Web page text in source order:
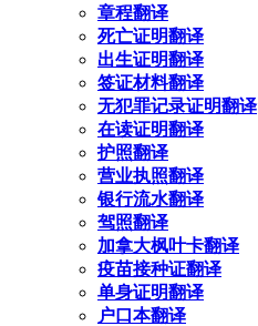
章程翻译
死亡证明翻译
出生证明翻译
签证材料翻译
无犯罪记录证明翻译
在读证明翻译
护照翻译
营业执照翻译
银行流水翻译
驾照翻译
加拿大枫叶卡翻译
疫苗接种证翻译
单身证明翻译
户口本翻译